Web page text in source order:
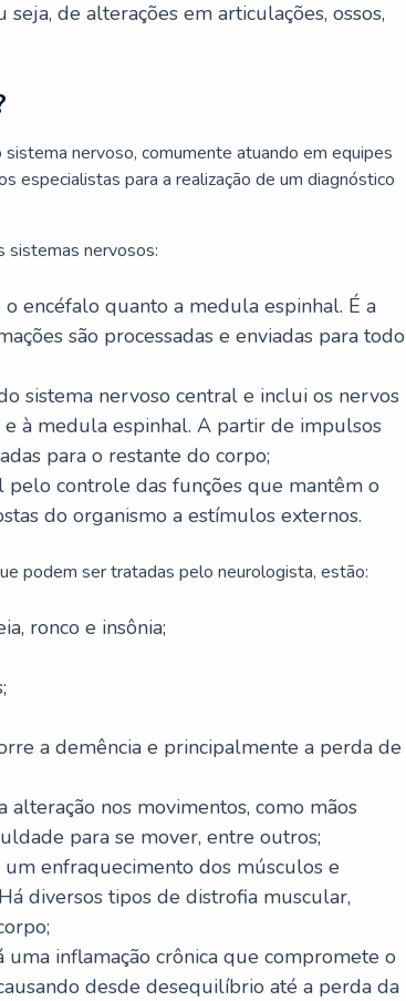
de alterações em articulações, ossos,
nervoso, comumente atuando em equipes
especialistas para a realização de um diagnóstico
sistemas nervosos:
encéfalo quanto a medula espinhal. É a
são processadas e enviadas para todo
sistema nervoso central e inclui os nervos
à medula espinhal. A partir de impulsos
para o restante do corpo;
pelo controle das funções que mantêm o
do organismo a estímulos externos.
podem ser tratadas pelo neurologista, estão:
ronco e insônia;
a demência e principalmente a perda de
alteração nos movimentos, como mãos
para se mover, entre outros;
enfraquecimento dos músculos e
diversos tipos de distrofia muscular,
inflamação crônica que compromete o
desde desequilíbrio até a perda da